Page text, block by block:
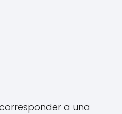
a una